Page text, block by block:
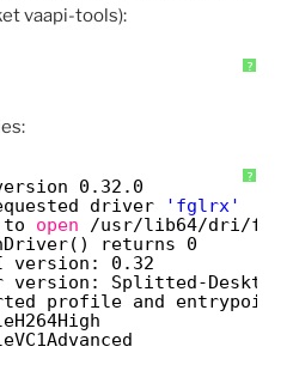
vaapi-tools):
?
?
0.32.0
driver
'fglrx'
open
/usr/lib64/dri/
returns 0
version: 0.32
Splitted-Desktop
profile and entrypoints
:
: